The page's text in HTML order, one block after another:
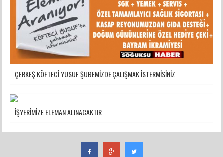
ÇERKEŞ KÖFTECİ YUSUF ŞUBEMİZDE ÇALIŞMAK İSTERMİSİNİZ
İŞYERİMİZE ELEMAN ALINACAKTIR